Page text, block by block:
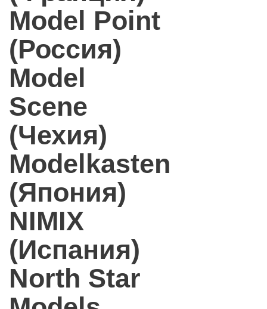
Model Point
(Россия)
Model
Scene
(Чехия)
Modelkasten
(Япония)
NIMIX
(Испания)
North Star